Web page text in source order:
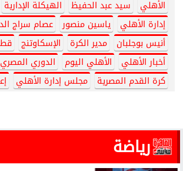
الأهلي سيد عبد الحفيظ الهيكلة الإدارية
إدارة الأهلي
ياسين منصور
عصام سراج
أنيس بوجلبان
مدير الكرة الإسكاوتنج
أخبار الأهلي
الأهلي اليوم
الدوري المصري
كرة القدم المصرية
مجلس إدارة الأهلي
رياضة